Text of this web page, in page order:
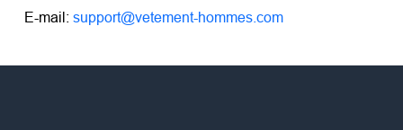
E-mail: support@vetement-hommes.com